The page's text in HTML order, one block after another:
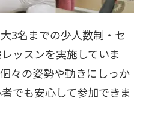
3名までの少人数制・セ
ッスンを実施していま
々の姿勢や動きにしっか
でも安心して参加できま